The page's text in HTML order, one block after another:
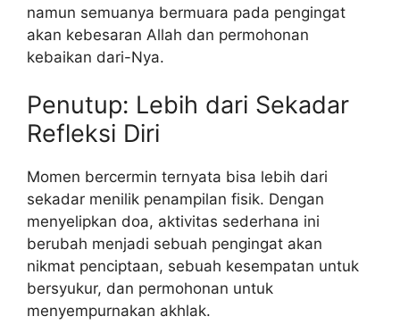
namun semuanya bermuara pada pengingat
akan kebesaran Allah dan permohonan
kebaikan dari-Nya.
Penutup: Lebih dari Sekadar
Refleksi Diri
Momen bercermin ternyata bisa lebih dari
sekadar menilik penampilan fisik. Dengan
menyelipkan doa, aktivitas sederhana ini
berubah menjadi sebuah pengingat akan
nikmat penciptaan, sebuah kesempatan untuk
bersyukur, dan permohonan untuk
menyempurnakan akhlak.